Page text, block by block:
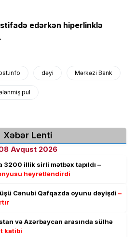
edərkən hiperlinklə
.
dəyi Mərkəzi Bank
pul
Xəbər Lenti
Avqust 2026
3200 illik sirli mətbəx tapıldı –
heyrətləndirdi
Cənubi Qafqazda oyunu dəyişdi –
və Azərbaycan arasında sülhə
katibi